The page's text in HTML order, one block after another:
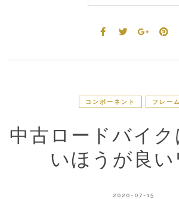
コンポーネント フレーム
中古ロードバイ
いほうが良い
2020-07-15